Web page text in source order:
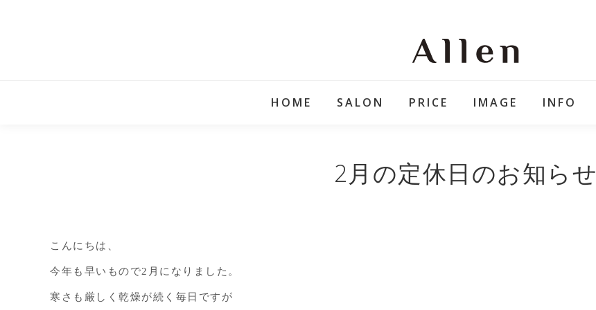
HOME SALON PRICE IMAGE INFO
2月の定休日のお知らせ
こんにちは、
今年も早いもので2月になりました。
寒さも厳しく乾燥が続く毎日ですが